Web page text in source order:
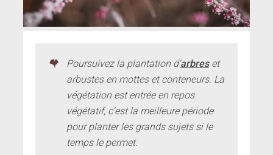
Poursuivez la plantation d'arbreset
arbustes en mottes et conteneurs. La
végétation est entrée en repos
végétatif, c'est la meilleure période
pour planter les grands sujets si le
temps le permet.